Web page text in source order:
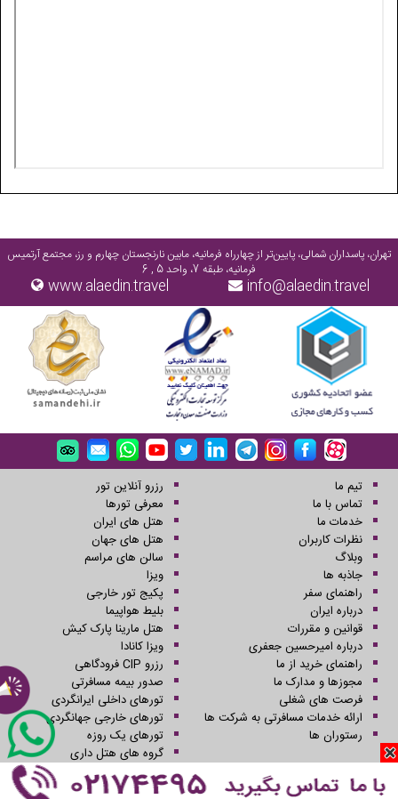
تهران، پاسداران شمالی، پایین‌تر از چهارراه فرمانیه، مابین نارنجستان چهارم و رز، مجتمع آرتمیس
فرمانیه، طبقه 7، واحد 5 , 6
info@alaedin.travel
www.alaedin.travel
تیم ما
تماس با ما
خدمات ما
نظرات کاربران
وبلاگ
جاذبه ها
راهنمای سفر
درباره ایران
قوانین و مقررات
درباره امیرحسین جعفری
راهنمای خرید از ما
مجوزها و مدارک ما
فرصت های شغلی
ارائه خدمات مسافرتی به شرکت ها
رستوران ها
رزرو آنلاین تور
معرفی تورها
هتل های ایران
هتل های جهان
سالن های مراسم
ویزا
پکیج تور خارجی
بلیط هواپیما
هتل مارینا پارک کیش
ویزا کانادا
رزرو CIP فرودگاهی
صدور بیمه مسافرتی
تورهای داخلی ایرانگردی
تورهای خارجی جهانگردی
تورهای یک روزه
گروه های هتل داری
کلیه حقوق این سایت محفوظ و متعلق به شرکت سفرهای علاءالدین می باشد